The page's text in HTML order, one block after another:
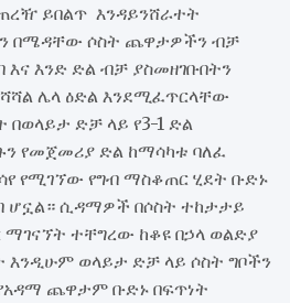
ይበልጥ እንዳይንሸራተት
በሜዳቸው ሶስት ጨዋታዎችን ብቻ
እንድ ድል ብቻ ያስመዘገቡበትን
ሌላ ዕድል እንደሚፈጥርላቸው
ድቻ ላይ የ3-1 ድል
የመጀመሪያ ድል ከማሳካቱ ባለፈ
የሚገኘው የግብ ማስቆጠር ሂደት ቡድኑ
ሆኗል። ሲዳማዎች በሶስት ተከታታይ
ተቸግረው ከቆዩ በኃላ ወልድያ
እንዲሁም ወላይታ ድቻ ላይ ሶስት ግቦችን
ጨዋታም ቡድኑ በፍጥነት